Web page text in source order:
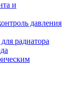
и
давления
радиатора